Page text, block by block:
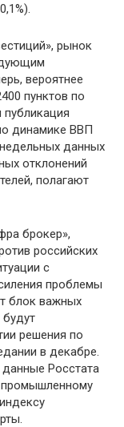
рынок
вероятнее
пунктов по
динамике ВВП
данных
отклонений
полагают
брокер»,
российских
с
проблемы
блок важных
решения по
в декабре.
Росстата